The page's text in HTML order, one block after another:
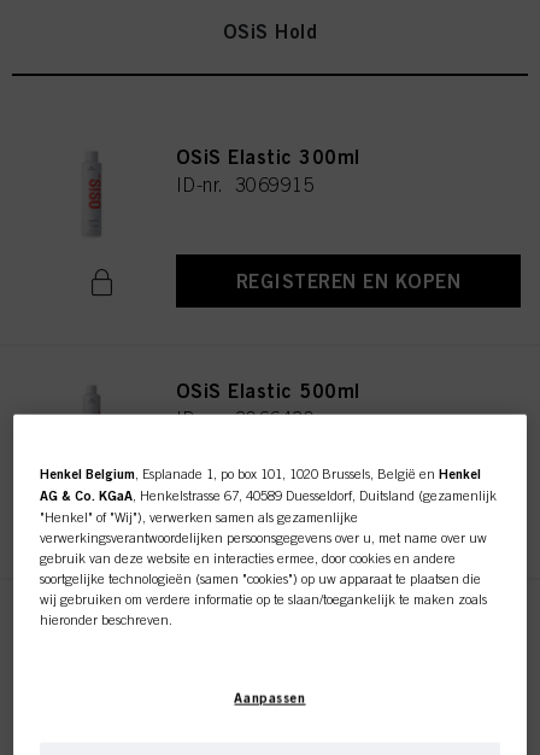
OSiS Hold
OSiS Elastic 300ml
ID-nr. 3069915
REGISTEREN EN KOPEN
OSiS Elastic 500ml
ID-nr. 3066430
REGISTEREN EN KOPEN
Henkel Belgium , Esplanade 1, po box 101, 1020 Brussels, België enHenkel
AG & Co. KGaA , Henkelstrasse 67, 40589 Duesseldorf, Duitsland (gezamenlijk
"Henkel" of "Wij"), verwerken samen als gezamenlijke
verwerkingsverantwoordelijken persoonsgegevens over u, met name over uw
gebruik van deze website en interacties ermee, door cookies en andere
soortgelijke technologieën (samen "cookies") op uw apparaat te plaatsen die
wij gebruiken om verdere informatie op te slaan/toegankelijk te maken zoals
hieronder beschreven.
aangegeven in onze Gegevensbeschermingsverklaring waarnaar een link in
Aanpassen